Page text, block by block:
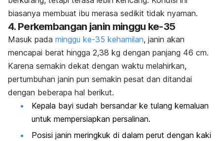
biasanya membuat ibu merasa sedikit tidak nyaman.
4. Perkembangan janin minggu ke-35
Masuk pada minggu ke-35 kehamilan, janin akan
mencapai berat hingga 2,38 kg dengan panjang 46 cm.
Karena semakin dekat dengan waktu melahirkan,
pertumbuhan janin pun semakin pesat dan ditandai
dengan beberapa hal berikut.
Kepala bayi sudah bersandar ke tulang kemaluan
untuk mempersiapkan persalinan.
Posisi janin meringkuk di dalam perut dengan kaki